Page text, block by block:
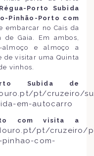
Porto Subida
Pinhão-Porto com
embarcar no Cais da
Gaia. Em ambos,
almoço e almoço a
de visitar uma Quinta
vinhos.
Subida de
pt/cruzeiro/
em-autocarro
com visita a
pt/cruzeiro/
com-